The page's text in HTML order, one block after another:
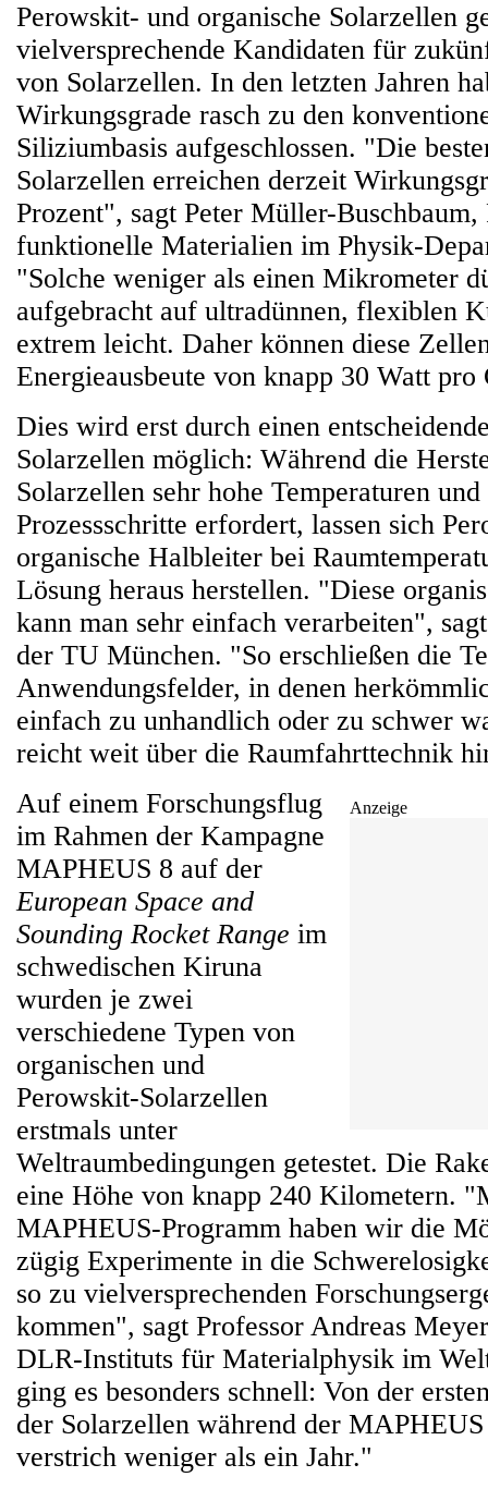
Perowskit- und organische Solarzellen
vielversprechende Kandidaten für
von Solarzellen. In den letzten Jahren
Wirkungsgrade rasch zu den
Siliziumbasis aufgeschlossen. "Die
Solarzellen erreichen derzeit
Prozent", sagt Peter Müller-
funktionelle Materialien im Physik-
"Solche weniger als einen Mikrometer
aufgebracht auf ultradünnen, flexiblen
extrem leicht. Daher können diese
Energieausbeute von knapp 30 Watt
Dies wird erst durch einen
Solarzellen möglich: Während die
Solarzellen sehr hohe Temperaturen
Prozessschritte erfordert, lassen sich
organische Halbleiter bei
Lösung heraus herstellen. "Diese
kann man sehr einfach verarbeiten",
der TU München. "So erschließen die
Anwendungsfelder, in denen
einfach zu unhandlich oder zu schwer
reicht weit über die Raumfahrttechnik
Anzeige
Auf einem Forschungsflug
im Rahmen der Kampagne
MAPHEUS 8 auf der
European Space and
Sounding Rocket Range im
schwedischen Kiruna
wurden je zwei
verschiedene Typen von
organischen und
Perowskit-Solarzellen
erstmals unter
Weltraumbedingungen getestet. Die
eine Höhe von knapp 240 Kilometern.
MAPHEUS-Programm haben wir die
zügig Experimente in die
so zu vielversprechenden
kommen", sagt Professor Andreas
DLR-Instituts für Materialphysik im
ging es besonders schnell: Von der
der Solarzellen während der
verstrich weniger als ein Jahr."